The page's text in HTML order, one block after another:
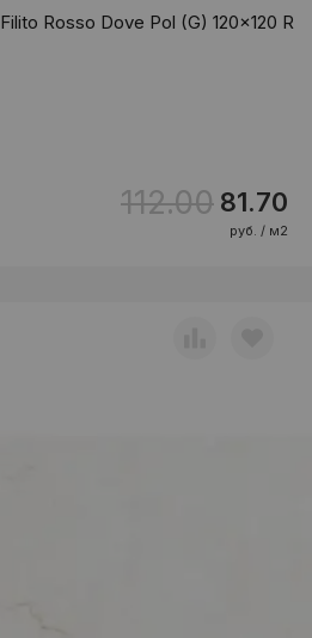
Filito Rosso Dove Pol (G) 120x120 R
112.00 81.70
руб. / м2